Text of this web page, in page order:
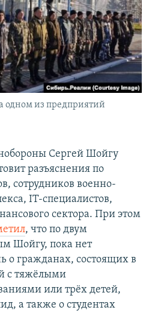
из предприятий
Сергей Шойгу
разъяснения по
сотрудников военно-
IT-специалистов,
сектора. При этом
, что по двум
Шойгу, пока нет
о гражданах, состоящих в
с тяжёлыми
или трёх детей,
а также о студентах